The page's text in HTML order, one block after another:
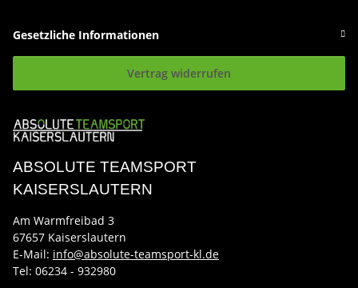
Gesetzliche Informationen
Vertrag widerrufen
ABSOLUTE TEAMSPORT
KAISERSLAUTERN
Am Warmfreibad 3
67657 Kaiserslautern
E-Mail: info@absolute-teamsport-kl.de
Tel: 06234 - 932980